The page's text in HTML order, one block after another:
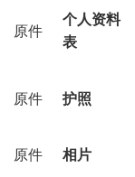
原件
个人资料
表
原件 护照
原件 相片